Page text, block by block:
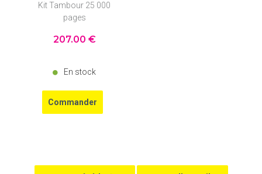
Kit Tambour 25 000
pages
207.00 €
En stock